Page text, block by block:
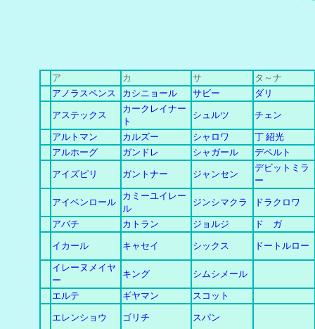
ア カ サ
タ～ナ
アノラスペンス
カシニョール サビー ダリ
アステックス
カークレイナー
ト
シュルツ チェン
アルトマン カルズー シャロワ
丁 紹光
アルホーグ
ガンドレ シャガール デペルト
アイズピリ ガントナー ジャンセン
デビットミラ
ー
アイベンロール
カミーユイレー
ル
ジンシマクラ ドラクロワ
アバチ カトラン ジョルジ ド ガ
イカール キャセイ シックス ドートルロー
イレーヌメイヤ
ー
キング シムシメール
エルテ ギヤマン スコット
エレンショウ ゴリチ スパン